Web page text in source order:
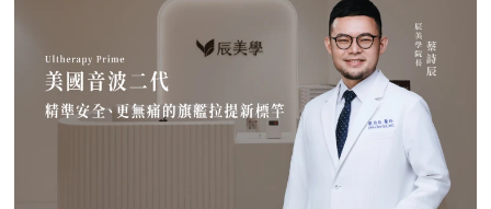
隱形的「彈力網」，讓下顎線與中臉自然回歸緊緻狀態。2. 火雞頸與橫向頸
紋：修復彈力纖維的救星頸部皮膚極薄，且缺乏支撐結構，老化多半是因為
彈力纖維斷裂。傳統填充型玻尿酸因為有化學交聯，施打後容易因重力或皮
膚過薄而產生凸起（毛毛蟲現象）。Profhilo 具備極佳的流動性，能均勻
滲透進頸部真皮層，不是填平皺紋，而是從底層重塑頸部肌膚的厚度與張
力，是目前改善頸部質感的首選。3. 手背（雞爪手）：重建真皮層的緊實度
雙手最容易因彈力蛋白流失而顯得乾癟、血管明顯。Profhilo 透過「非填
充」的方式，啟動手背肌膚的自我修復機制。它不僅是補水，更是透過生物
重塑增加組織的彈性與結構感，讓手背肌膚恢復細緻平滑，找回如少女般優
雅的肌膚張力。4. 口周細紋：自然軟化而不僵硬對於愛笑或年長客戶常見的
唇周紋，若使用傳統填充物，常會因為增加了體積而讓表情變得僵硬。
Profhilo 透過液態拉皮的原理，在不改變五官比例的前提下，誘導唇周肌
膚新生彈力蛋白，從底層「軟化」細小紋路，讓整個人看起來更加柔和、自
然。六、 蔡醫師的診間建議：如何規劃妳的「逆時針」計畫？在辰美學，
的生成，達到自然緊緻與改善膚質的效果。璞菲洛Profhilo的五大特色璞菲
洛之所以能引發醫美界關注，主要在於它與傳統玻尿酸有著本質上的不同，
透過獨特技術從根本上改善肌膚狀態。以下是璞菲洛最突出的五大特色：1.
獨特「生物重塑」機制：啟動膠原與彈力蛋白再生璞菲洛的核心技術採用專
利高、低分子量玻尿酸複合配方，在不添加交聯劑的情況下，能刺激皮膚深
層的纖維母細胞、角質細胞和脂肪細胞，促使膠原蛋白和彈力蛋白大量新
生，從源頭改善肌膚鬆弛與老化問題。2. 全面改善膚況：不只填補，更提升
整體膚質有別於傳統玻尿酸的局部填充，璞菲洛注射後會均勻擴散至皮膚的
真皮層與皮下組織。這使得它能全面性地改善肌膚，包括： 提升肌膚緊實
度與彈性 深層補水、改善乾燥與粗糙 減少細紋、改善膚色不均3. 自然柔和
的效果：告別「饅化臉」璞菲洛的質地較輕盈、流動性高，主要作用提升肌
膚本身的飽滿度與光澤，而不是增加額外體積。因此，能帶來自然、柔和的
改善效果，避免了傳統填充劑可能導致的僵硬或「饅化」現象，讓你看起來
就像是膚況變好了，而不是動了手腳。4. 獨創 BAP 五點注射技術：療程更